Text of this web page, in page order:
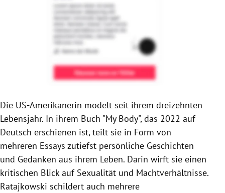
Die US-Amerikanerin modelt seit ihrem dreizehnten
Lebensjahr. In ihrem Buch "My Body", das 2022 auf
Deutsch erschienen ist, teilt sie in Form von
mehreren Essays zutiefst persönliche Geschichten
und Gedanken aus ihrem Leben. Darin wirft sie einen
kritischen Blick auf Sexualität und Machtverhältnisse.
Ratajkowski schildert auch mehrere